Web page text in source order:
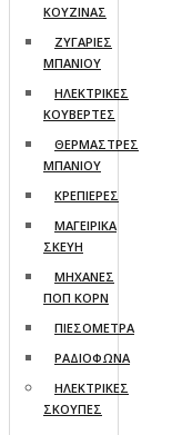
ΚΟΥΖΙΝΑΣ
ΖΥΓΑΡΙΕΣ
ΜΠΑΝΙΟΥ
ΗΛΕΚΤΡΙΚΕΣ
ΚΟΥΒΕΡΤΕΣ
ΘΕΡΜΑΣΤΡΕΣ
ΜΠΑΝΙΟΥ
ΚΡΕΠΙΕΡΕΣ
ΜΑΓΕΙΡΙΚΑ
ΣΚΕΥΗ
ΜΗΧΑΝΕΣ
ΠΟΠ ΚΟΡΝ
ΠΙΕΣΟΜΕΤΡΑ
ΡΑΔΙΟΦΩΝΑ
ΗΛΕΚΤΡΙΚΕΣ
ΣΚΟΥΠΕΣ